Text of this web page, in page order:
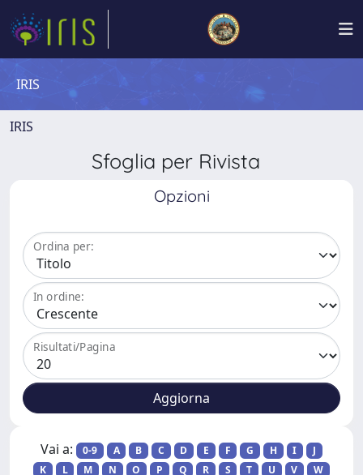
IRIS
IRIS
Sfoglia per Rivista
Opzioni
Ordina per:
In ordine:
Risultati/Pagina
Vai a: 0-9 A B C D E F G H I
J
K
L M N O P Q R S T U V
W